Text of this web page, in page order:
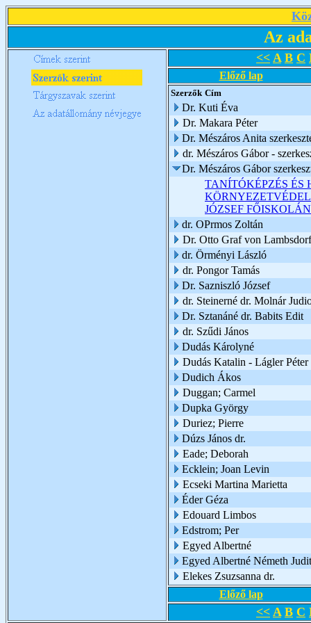
Az
<< A B C
Előző lap
Szerzők Cím
Dr. Kuti Éva
Dr. Makara Péter
Dr. Mészáros Anita
dr. Mészáros Gábor -
Dr. Mészáros Gábor
TANÍTÓKÉPZÉS ÉS
JÓZSEF FŐISKOLÁN
dr. OPrmos Zoltán
Dr. Otto Graf von
dr. Örményi László
dr. Pongor Tamás
Dr. Sazniszló József
dr. Steinerné dr. Molnár
Dr. Sztanáné dr. Babits Edit
dr. Szűdi János
Dudás Károlyné
Dudás Katalin - Lágler Péter
Dudich Ákos
Duggan; Carmel
Dupka György
Duriez; Pierre
Dúzs János dr.
Eade; Deborah
Ecklein; Joan Levin
Ecseki Martina Marietta
Éder Géza
Edouard Limbos
Edstrom; Per
Egyed Albertné
Egyed Albertné Németh Judit
Elekes Zsuzsanna dr.
Előző lap
<< A B C